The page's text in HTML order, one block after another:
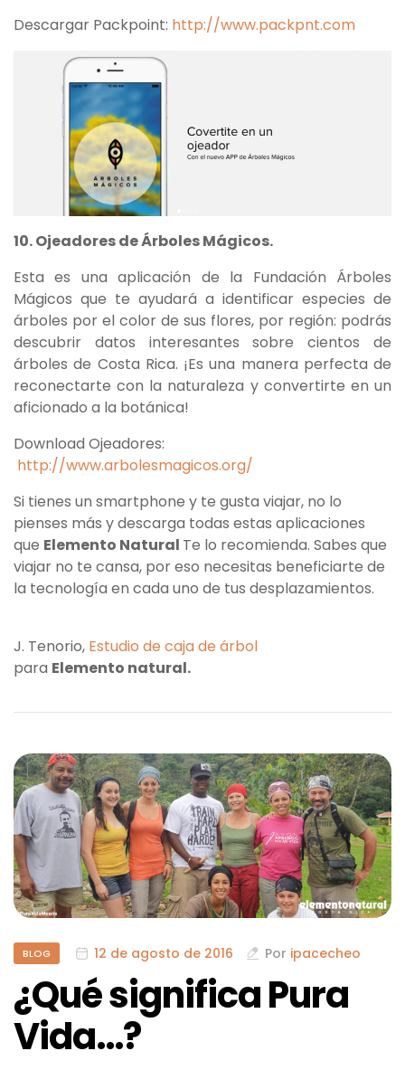
Descargar Packpoint: http://www.packpnt.com
10. Ojeadores de Árboles Mágicos.
Esta es una aplicación de la Fundación Árboles
Mágicos que te ayudará a identificar especies de
árboles por el color de sus flores, por región: podrás
descubrir datos interesantes sobre cientos de
árboles de Costa Rica. ¡Es una manera perfecta de
reconectarte con la naturaleza y convertirte en un
aficionado a la botánica!
Download Ojeadores:
http://www.arbolesmagicos.org/
Si tienes un smartphone y te gusta viajar, no lo
pienses más y descarga todas estas aplicaciones
que Elemento Natural Te lo recomienda. Sabes que
viajar no te cansa, por eso necesitas beneficiarte de
la tecnología en cada uno de tus desplazamientos.
J. Tenorio, Estudio de caja de árbol
para Elemento natural.
BLOG 12 de agosto de 2016 Por ipacecheo
¿Qué significa Pura
Vida…?